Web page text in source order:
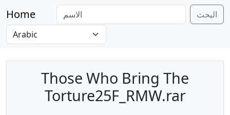
Home البحث
Those Who Bring The
Torture25F_RMW.rar